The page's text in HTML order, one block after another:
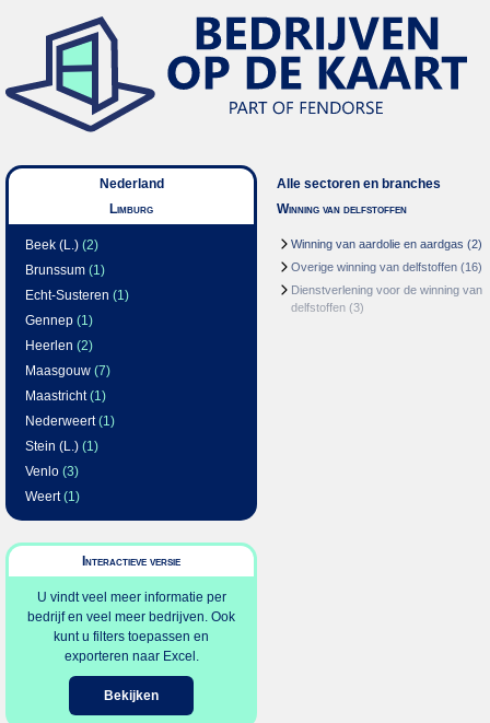
Nederland
Limburg
Beek (L.) (2)
Brunssum (1)
Echt-Susteren (1)
Gennep (1)
Heerlen (2)
Maasgouw (7)
Maastricht(1)
Nederweert(1)
Stein (L.) (1)
Venlo (3)
Weert(1)
Interactieve versie
U vindt veel meer informatie per
bedrijf en veel meer bedrijven. Ook
kunt u filters toepassen en
exporteren naar Excel.
Bekijken
Alle sectoren en branches
Winning van delfstoffen
Winning van aardolie en aardgas (2)
Overige winning van delfstoffen (16)
Dienstverlening voor de winning van
delfstoffen (3)